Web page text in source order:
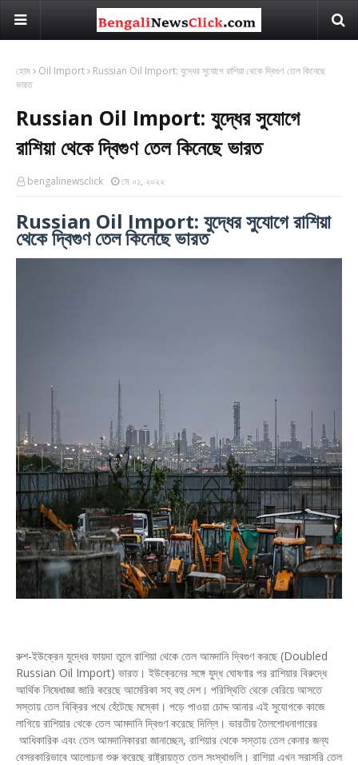
হোম Oil Import
Russian Oil Import: যুদ্ধের সুযোগে রাশিয়া থেকে দ্বিগুণ তেল কিনেছে
ভারত
Russian Oil Import: যুদ্ধের সুযোগে
রাশিয়া থেকে দ্বিগুণ তেল কিনেছে ভারত
bengalinewsclick মে ০১, ২০২২
Russian Oil Import: যুদ্ধের সুযোগে রাশিয়া
থেকে দ্বিগুণ তেল কিনেছে ভারত
রুশ-ইউক্রেন যুদ্ধের ফায়দা তুলে রাশিয়া থেকে তেল আমদানি দ্বিগুণ করছে (Doubled
Russian Oil Import) ভারত। ইউক্রেনের সঙ্গে যুদ্ধ ঘোষণার পর রাশিয়ার বিরুদ্ধে
আর্থিক নিষেধাজ্ঞা জারি করেছে আমেরিকা সহ বহু দেশ। পরিস্থিতি থেকে বেরিয়ে আসতে
সস্তায় তেল বিক্রির পথে হেঁটেছে মস্কো। পড়ে পাওয়া চোদ্দ আনার এই সুযোগকে কাজে
লাগিয়ে রাশিয়ার থেকে তেল আমদানি দ্বিগুণ করেছে দিল্লি। ভারতীয় তৈলশোধনাগারের
আধিকারিক এবং তেল আমদানিকাররা জানাচ্ছেন, রাশিয়ার থেকে সস্তায় তেল কেনার জন্য
বেসরকারিভাবে আলোচনা শুরু করেছে রাষ্ট্রায়ত্ত তেল সংস্থাগুলি। রাশিয়া এখন সরাসরি তেল